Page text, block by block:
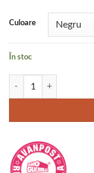
Culoare
În stoc